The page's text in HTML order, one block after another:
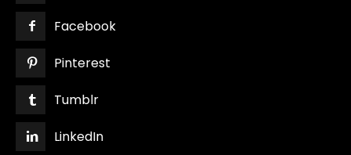
Facebook
Pinterest
Tumblr
LinkedIn